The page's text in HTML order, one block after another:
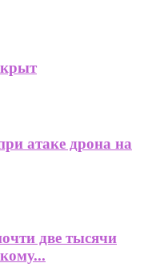
атаке дрона на
две тысячи